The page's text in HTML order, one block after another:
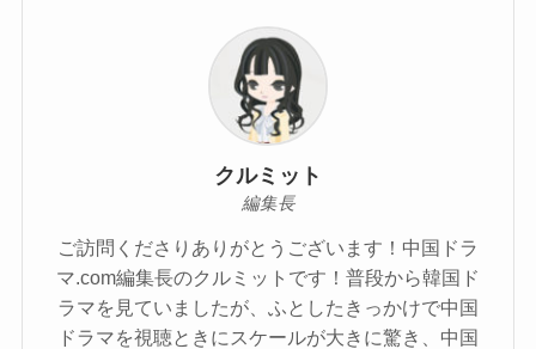
クルミット
編集長
ご訪問くださりありがとうございます！中国ドラ
マ.com編集長のクルミットです！普段から韓国ド
ラマを見ていましたが、ふとしたきっかけで中国
ドラマを視聴ときにスケールが大きに驚き、中国